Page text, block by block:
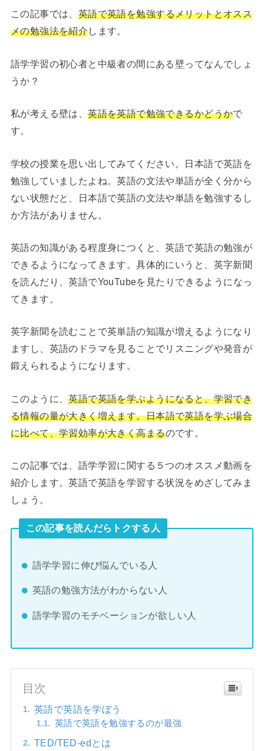
この記事では、 英語で英語を勉強するメリットとオスス
メの勉強法を紹介します。
語学学習の初心者と中級者の間にある壁ってなんでしょ
うか？
私が考える壁は、英語を英語で勉強できるかどうかで
す。
学校の授業を思い出してみてください。日本語で英語を
勉強していましたよね。英語の文法や単語が全く分から
ない状態だと、日本語で英語の文法や単語を勉強するし
か方法がありません。
英語の知識がある程度身につくと、英語で英語の勉強が
できるようになってきます。具体的にいうと、英字新聞
を読んだり、英語でYouTubeを見たりできるようになっ
てきます。
英字新聞を読むことで英単語の知識が増えるようになり
ますし、英語のドラマを見ることでリスニングや発音が
鍛えられるようになります。
このように、英語で英語を学ぶようになると、学習でき
る情報の量が大きく増えます。日本語で英語を学ぶ場合
に比べて、学習効率が大きく高まるのです。
この記事では、語学学習に関する５つのオススメ動画を
紹介します。英語で英語を学習する状況をめざしてみま
しょう。
この記事を読んだらトクする人
語学学習に伸び悩んでいる人
英語の勉強方法がわからない人
語学学習のモチベーションが欲しい人
目次
英語で英語を学ぼう
英語で英語を勉強するのが最強
TED/TED-edとは